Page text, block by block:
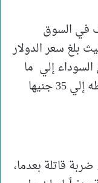
في السوق
إلي 74 جنيها، حيث بلغ سعر الدولار
في السوق السوداء إلي ما
يقارب 42 جنيها ، وسط توقعات بهبوطه إلي 35 جنيها
قاتلة بعدما،